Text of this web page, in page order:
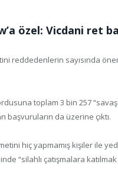
özel: Vicdani ret
reddedenlerin sayısında
toplam 3 bin 257
başvuruların da üzerine çıktı.
hiç yapmamış kişiler ile
“silahlı çatışmalara